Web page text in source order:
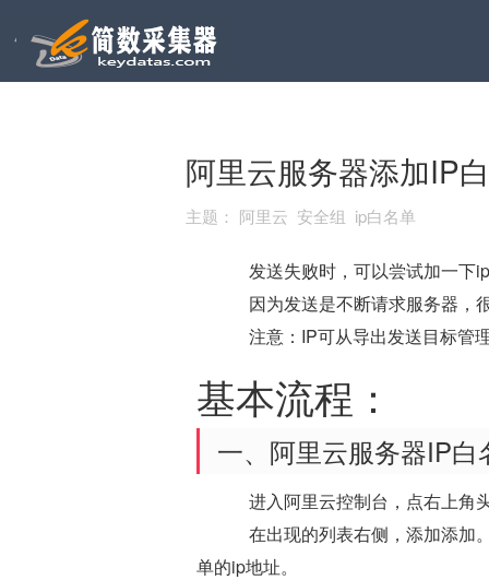
阿里云服务器添加IP
主题： 阿里云 安全组 ip白名单
发送失败时，可以尝试加一下
因为发送是不断请求服务器，
注意：IP可从导出发送目标管
基本流程：
一、阿里云服务器IP白
进入阿里云控制台，点右上角
在出现的列表右侧，添加添加
单的ip地址。